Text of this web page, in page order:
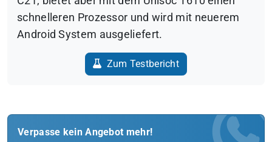
schnelleren Prozessor und wird mit neuerem
Android System ausgeliefert.
Zum Testbericht
Verpasse kein Angebot mehr!